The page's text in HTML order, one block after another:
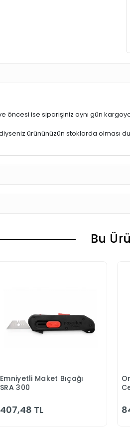
öncesi ise siparişiniz aynı gün
ürününüzün stoklarda olması
Bu
Sepete Ekle
Emniyetli Maket Bıçağı
SRA 300
407,48 TL